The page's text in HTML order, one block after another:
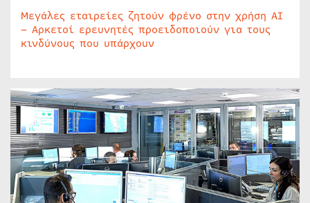
Μεγάλες εταιρείες ζητούν φρένο στην χρήση AI
– Αρκετοί ερευνητές προειδοποιούν για τους
κινδύνους που υπάρχουν